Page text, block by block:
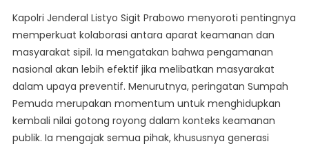
Kapolri Jenderal Listyo Sigit Prabowo menyoroti pentingnya
memperkuat kolaborasi antara aparat keamanan dan
masyarakat sipil. Ia mengatakan bahwa pengamanan
nasional akan lebih efektif jika melibatkan masyarakat
dalam upaya preventif. Menurutnya, peringatan Sumpah
Pemuda merupakan momentum untuk menghidupkan
kembali nilai gotong royong dalam konteks keamanan
publik. Ia mengajak semua pihak, khususnya generasi